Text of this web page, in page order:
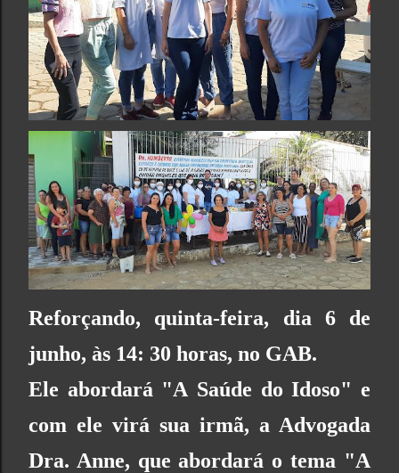
Reforçando, quinta-feira, dia 6 de
junho, às 14: 30 horas, no GAB.
Ele abordará "A Saúde do Idoso" e
com ele virá sua irmã, a Advogada
Dra. Anne, que abordará o tema "A